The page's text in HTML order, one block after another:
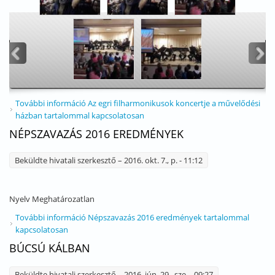
További információ Az egri filharmonikusok koncertje a művelődési
házban tartalommal kapcsolatosan
NÉPSZAVAZÁS 2016 EREDMÉNYEK
Beküldte hivatali szerkesztő – 2016. okt. 7., p. - 11:12
Nyelv Meghatározatlan
További információ Népszavazás 2016 eredmények tartalommal
kapcsolatosan
BÚCSÚ KÁLBAN